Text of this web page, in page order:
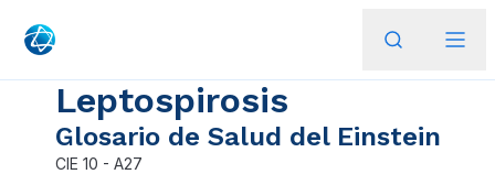
Leptospirosis
Glosario de Salud del Einstein
CIE 10 - A27